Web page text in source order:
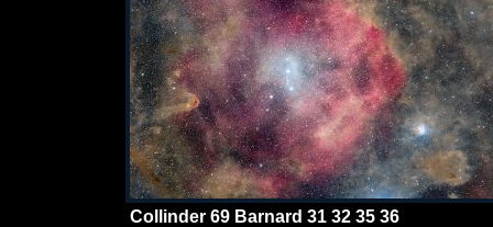
Collinder 69 Barnard 31 32 35 36